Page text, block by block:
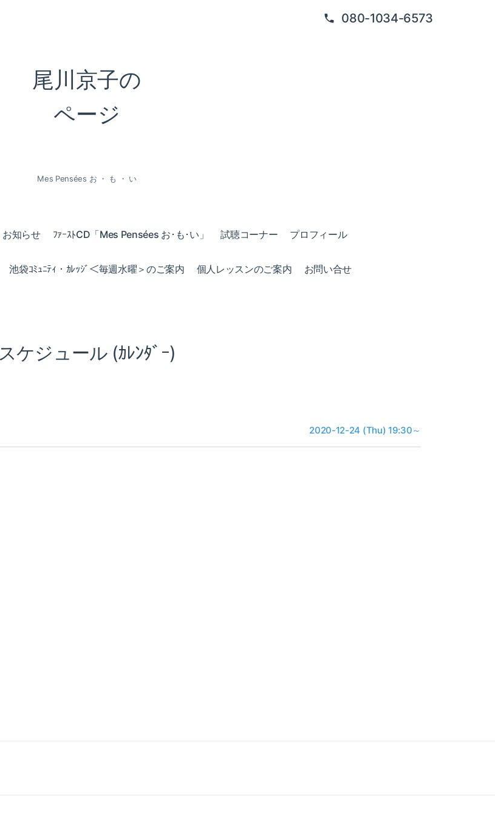
080-1034-6573
尾川京子の
ページ
Mes Pensées お ・ も ・ い
お知らせ ﾌｧｰｽﾄCD「Mes Pensées お･も･い」 試聴コーナー プロフィール
池袋ｺﾐｭﾆﾃｨ・ｶﾚｯｼﾞ＜毎週水曜＞のご案内 個人レッスンのご案内 お問い合せ
スケジュール (ｶﾚﾝﾀﾞｰ)
2020-12-24 (Thu) 19:30～